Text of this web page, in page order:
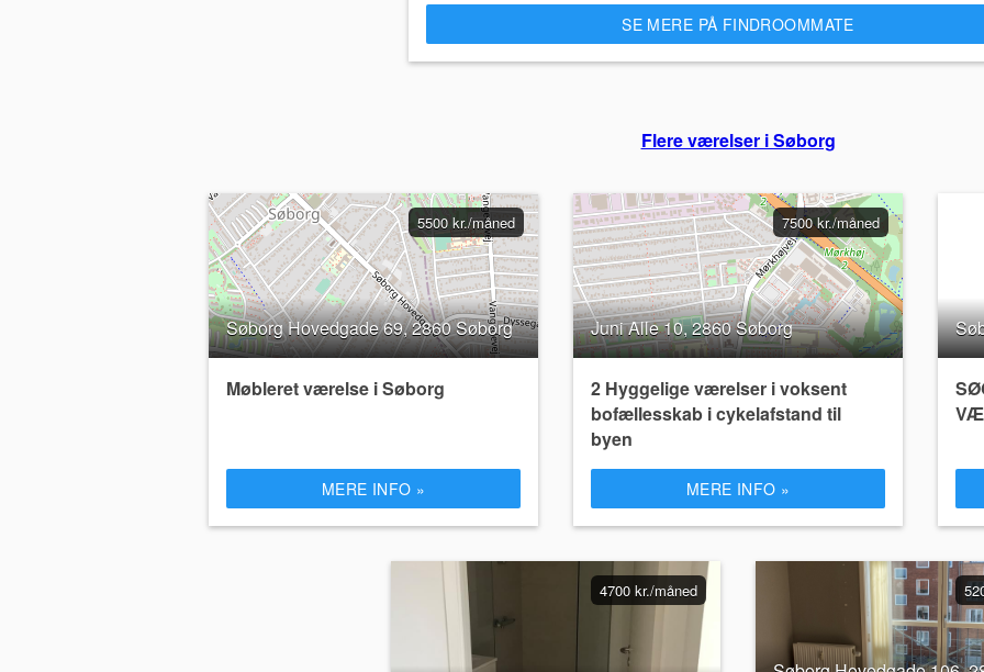
SE MERE PÅ FINDROOMMATE
Flere værelser i Søborg
5500 kr./måned
Søborg Hovedgade 69, 2860 Søborg
Møbleret værelse i Søborg
MERE INFO »
7500 kr./måned
Juni Alle 10, 2860 Søborg
2 Hyggelige værelser i voksent
bofællesskab i cykelafstand til
byen
MERE INFO »
4700 kr./måned